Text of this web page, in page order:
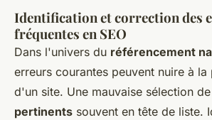
Identification et correction des
fréquentes en SEO
Dans l'univers du référencement
erreurs courantes peuvent nuire à
d'un site. Une mauvaise sélection de
pertinents souvent en tête de liste.